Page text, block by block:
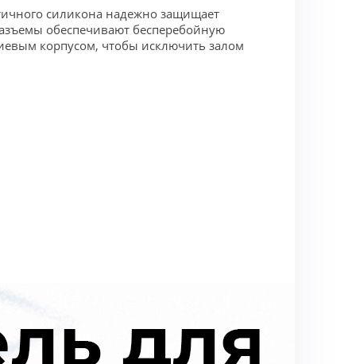
силикона надежно защищает
обеспечивают бесперебойную
корпусом, чтобы исключить залом